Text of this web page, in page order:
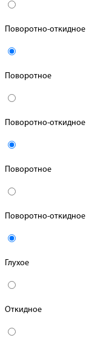
Поворотно-откидное
Поворотное
Поворотно-откидное
Поворотное
Поворотно-откидное
Глухое
Откидное